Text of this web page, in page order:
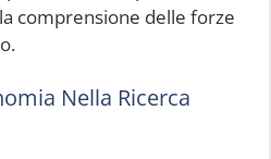
comprensione delle forze
Nella Ricerca